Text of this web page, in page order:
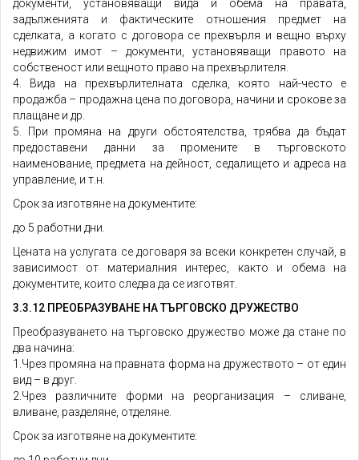
документи, установяващи вида и обема на правата,
задълженията и фактическите отношения предмет на
сделката, а когато с договора се прехвърля и вещно върху
недвижим имот – документи, установяващи правото на
собственост или вещното право на прехвърлителя.
4. Вида на прехвърлителната сделка, която най-често е
продажба – продажна цена по договора, начини и срокове за
плащане и др.
5. При промяна на други обстоятелства, трябва да бъдат
предоставени данни за промените в търговското
наименование, предмета на дейност, седалището и адреса на
управление, и т.н.
Срок за изготвяне на документите:
до 5 работни дни.
Цената на услугата се договаря за всеки конкретен случай, в
зависимост от материалния интерес, както и обема на
документите, които следва да се изготвят.
3.3.12 ПРЕОБРАЗУВАНЕ НА ТЪРГОВСКО ДРУЖЕСТВО
Преобразуването на търговско дружество може да стане по
два начина:
1.Чрез промяна на правната форма на дружеството – от един
вид – в друг.
2.Чрез различните форми на реорганизация – сливане,
вливане, разделяне, отделяне.
Срок за изготвяне на документите: